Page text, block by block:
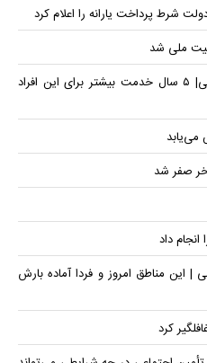
شرط پرداخت یارانه را اعلام کرد
ملی شد
خبر مهم برای متقاضیان بازنشستگی| ۵ سال خدمت بیشتر برای این افراد
می‌یابد
صفر شد
داد
این مناطق امروز و فردا آماده بارش
کرد